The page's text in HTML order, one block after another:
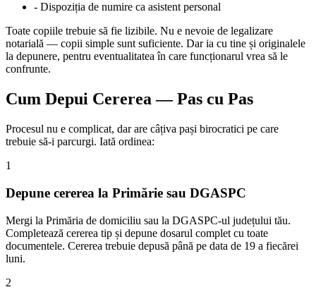
- Dispoziția de numire ca asistent personal
Toate copiile trebuie să fie lizibile. Nu e nevoie de legalizare
notarială — copii simple sunt suficiente. Dar ia cu tine și originalele
la depunere, pentru eventualitatea în care funcționarul vrea să le
confrunte.
Cum Depui Cererea — Pas cu Pas
Procesul nu e complicat, dar are câțiva pași birocratici pe care
trebuie să-i parcurgi. Iată ordinea:
1
Depune cererea la Primărie sau DGASPC
Mergi la Primăria de domiciliu sau la DGASPC-ul județului tău.
Completează cererea tip și depune dosarul complet cu toate
documentele. Cererea trebuie depusă până pe data de 19 a fiecărei
luni.
2